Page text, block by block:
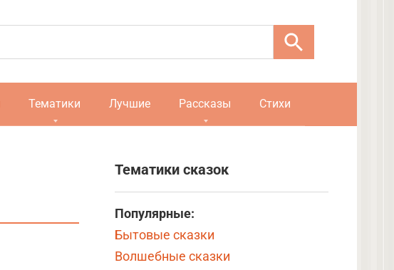
Тематики Лучшие Рассказы Стихи
Тематики сказок
Популярные:
Бытовые сказки
Волшебные сказки